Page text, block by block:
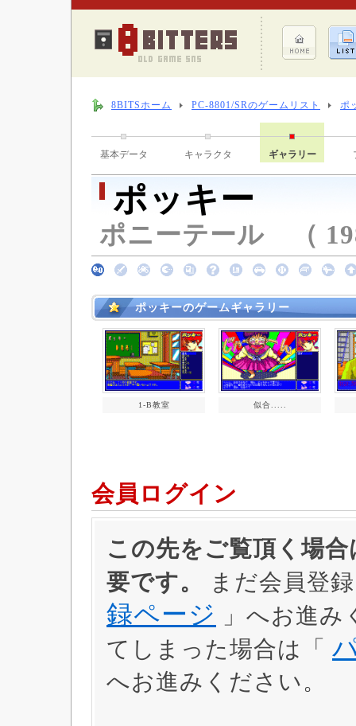
8BITSホーム PC-8801/SRのゲームリスト ポ
基本データ キャラクタ ギャラリー
ポッキー
ポニーテール （
ポッキーのゲームギャラリー
1-B教室 似合.....
会員ログイン
この先をご覧頂く場
要です。
まだ会員登
録ページ
」へお進
てしまった場合は「
へお進みください。